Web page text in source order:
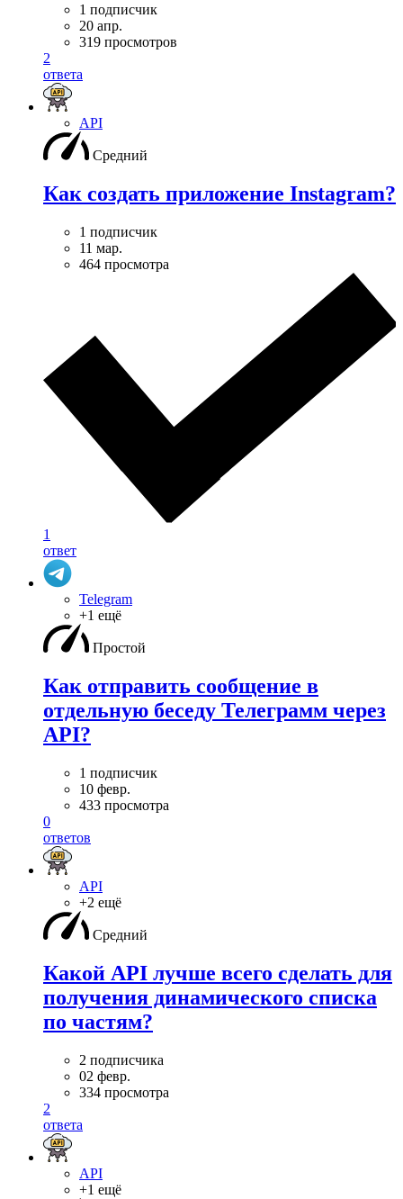
1 подписчик
20 апр.
319 просмотров
2
ответа
API
Средний
Как создать приложение Instagram?
1 подписчик
11 мар.
464 просмотра
1
ответ
Telegram
+1 ещё
Простой
Как отправить сообщение в
отдельную беседу Телеграмм через
API?
1 подписчик
10 февр.
433 просмотра
0
ответов
API
+2 ещё
Средний
Какой API лучше всего сделать для
получения динамического списка
по частям?
2 подписчика
02 февр.
334 просмотра
2
ответа
API
+1 ещё